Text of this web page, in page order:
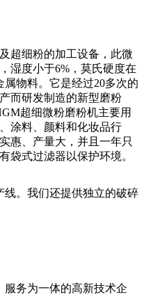
超细粉的加工设备，此微
湿度小于6%，莫氏硬度在
物料。它是经过20多次的
而研发制造的新型磨粉
超细微粉磨粉机主要用
涂料、颜料和化妆品行
惠、产量大，并且一年只
袋式过滤器以保护环境。
。我们还提供独立的破碎
务为一体的高新技术企